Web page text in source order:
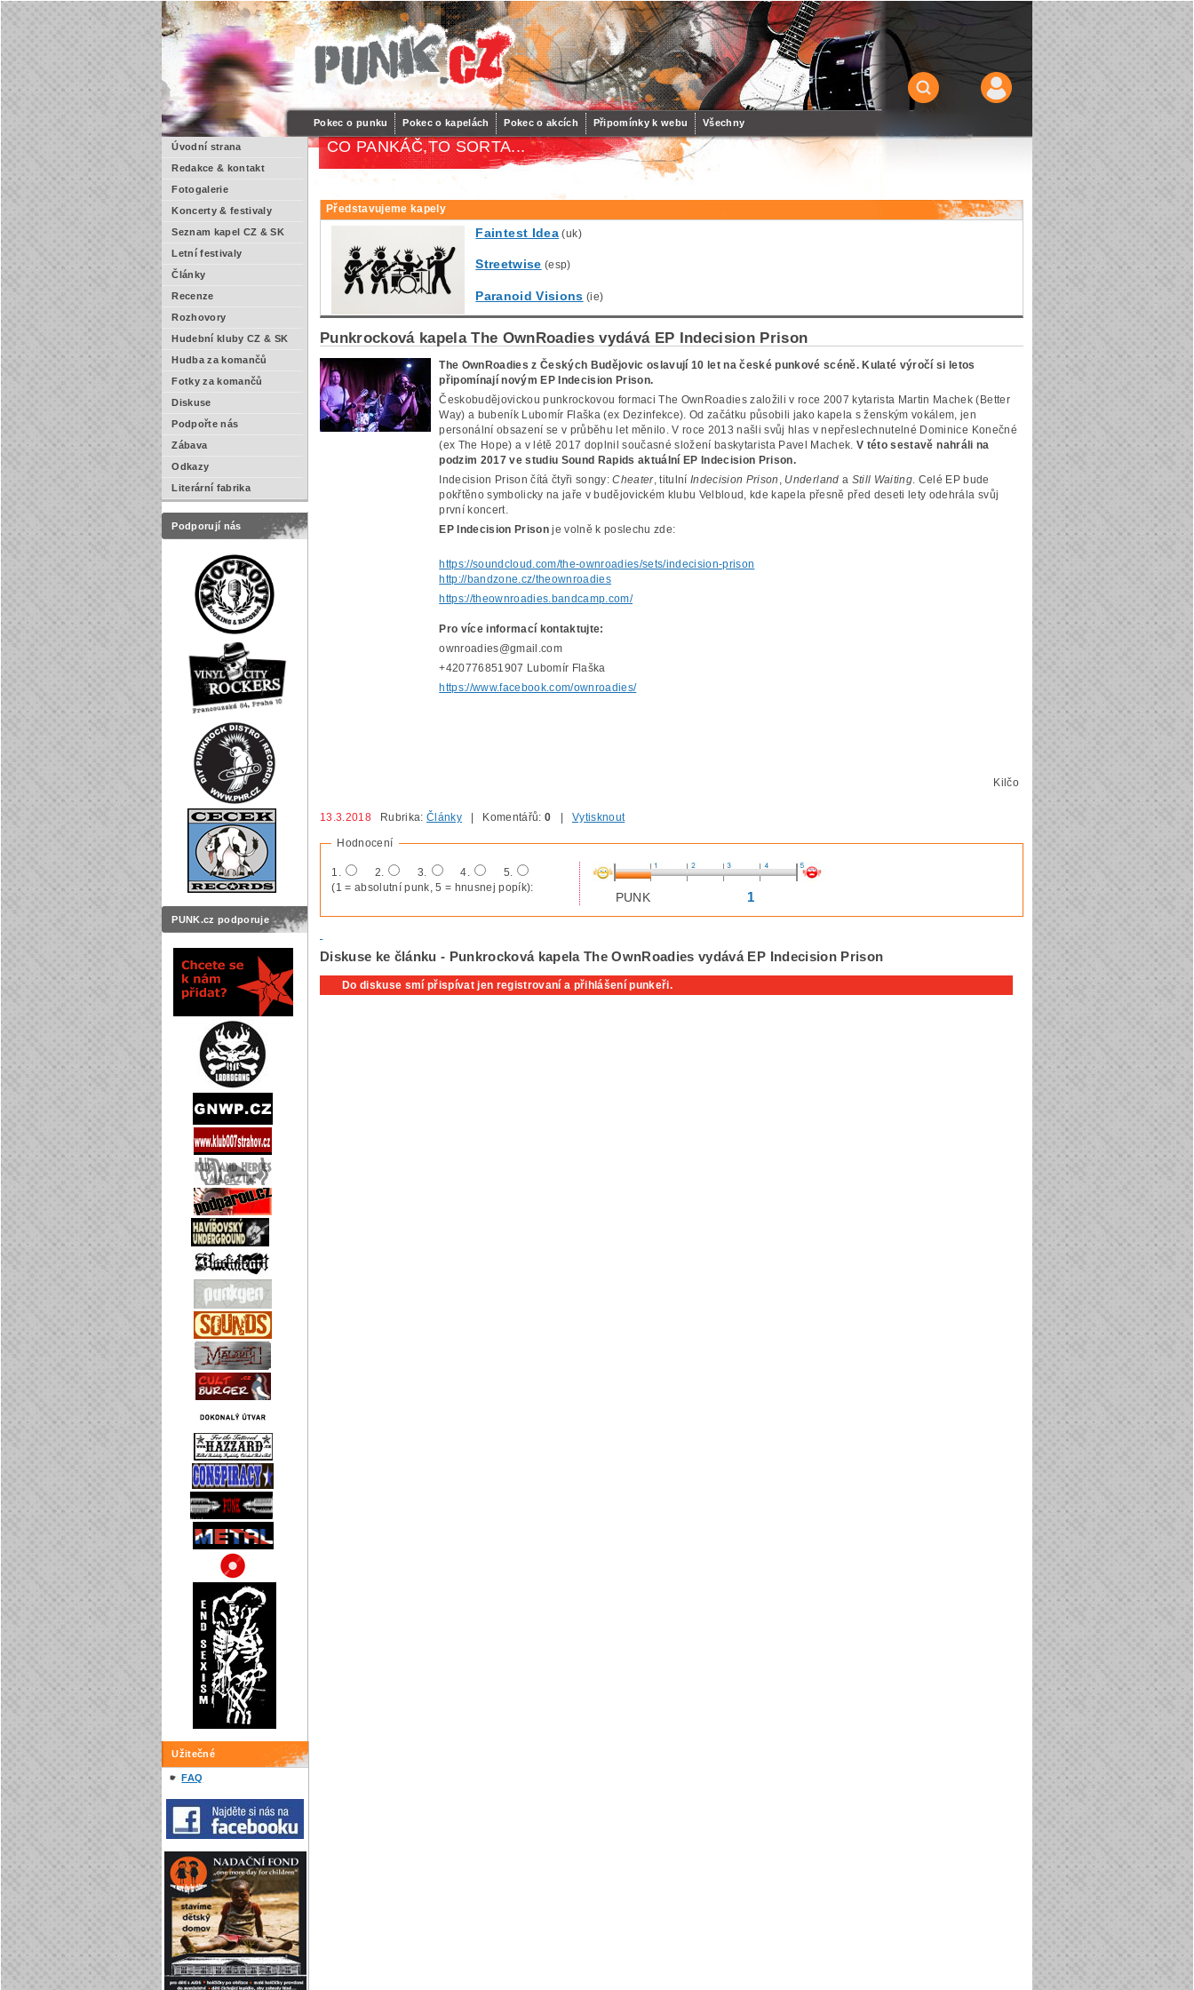
Pokec o punku Pokec o kapelách Pokec o akcích Připomínky k webu Všechny
Úvodní strana
Redakce & kontakt
Fotogalerie
Koncerty & festivaly
Seznam kapel CZ & SK
Letní festivaly
Články
Recenze
Rozhovory
Hudební kluby CZ & SK
Hudba za komančů
Fotky za komančů
Diskuse
Podpořte nás
Zábava
Odkazy
Literární fabrika
Podporují nás
PUNK.cz podporuje
CO PANKÁČ,TO SORTA...
Užitečné
FAQ
Představujeme kapely
Faintest Idea (uk)
Streetwise (esp)
Paranoid Visions (ie)
Punkrocková kapela The OwnRoadies vydává EP Indecision Prison
The OwnRoadies z Českých Budějovic oslavují 10 let na české punkové scéně. Kulaté výročí si letos
připomínají novým EP Indecision Prison.
Českobudějovickou punkrockovou formaci The OwnRoadies založili v roce 2007 kytarista Martin Machek (Better
Way) a bubeník Lubomír Flaška (ex Dezinfekce). Od začátku působili jako kapela s ženským vokálem, jen
personální obsazení se v průběhu let měnilo. V roce 2013 našli svůj hlas v nepřeslechnutelné Dominice Konečné
(ex The Hope) a v létě 2017 doplnil současné složení baskytarista Pavel Machek.V této sestavě nahráli na
podzim 2017 ve studiu Sound Rapids aktuální EP Indecision Prison.
Indecision Prison čítá čtyři songy:Cheater, titulníIndecision Prison , Underland a Still Waiting. Celé EP bude
pokřtěno symbolicky na jaře v budějovickém klubu Velbloud, kde kapela přesně před deseti lety odehrála svůj
první koncert.
EP Indecision Prisonje volně k poslechu zde:
https://soundcloud.com/the-ownroadies/sets/indecision-prison
http://bandzone.cz/theownroadies
https://theownroadies.bandcamp.com/
Pro více informací kontaktujte:
ownroadies@gmail.com
+420776851907 Lubomír Flaška
https://www.facebook.com/ownroadies/
Kilčo
13.3.2018 Rubrika:Články | Komentářů:0 | Vytisknout
Hodnocení
1. 2. 3. 4.
5.
(1 = absolutní punk, 5 = hnusnej popík):
PUNK 1
Diskuse ke článku - Punkrocková kapela The OwnRoadies vydává EP Indecision Prison
Do diskuse smí přispívat jen registrovaní a přihlášení punkeři.